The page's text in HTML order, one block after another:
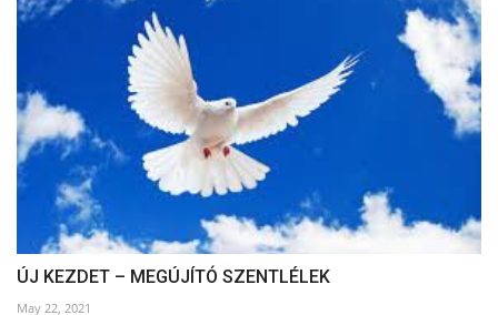
ÚJ KEZDET – MEGÚJÍTÓ SZENTLÉLEK
May 22, 2021